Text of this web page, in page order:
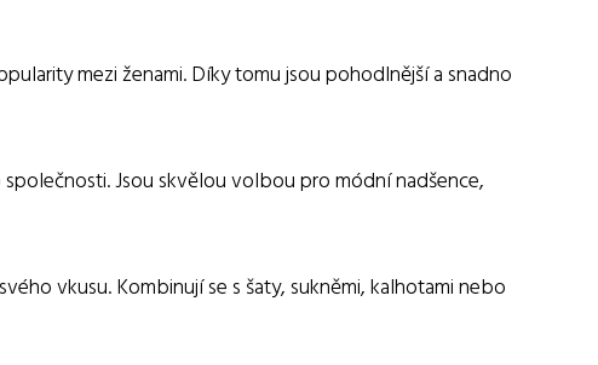
mezi ženami. Díky tomu jsou pohodlnější a snadno
Jsou skvělou volbou pro módní nadšence,
vkusu. Kombinují se s šaty, sukněmi, kalhotami nebo